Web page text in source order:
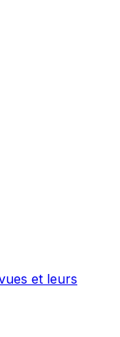
et leurs